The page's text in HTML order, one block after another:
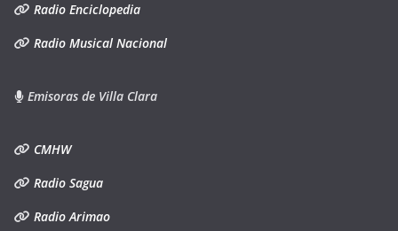
Radio Enciclopedia
Radio Musical Nacional
Emisoras de Villa Clara
CMHW
Radio Sagua
Radio Arimao